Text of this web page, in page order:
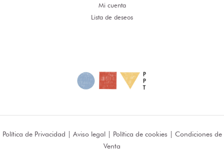
Mi cuenta
Lista de deseos
Política de Privacidad | Aviso legal| Política de cookies | Condiciones de
Venta